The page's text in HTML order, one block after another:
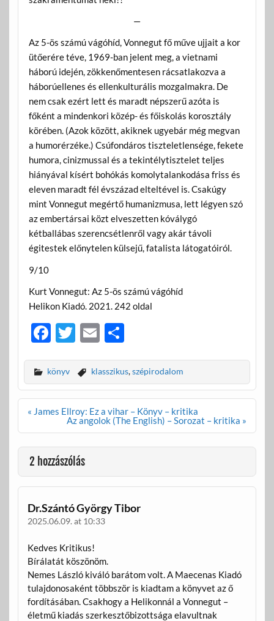
—
Az 5-ös számú vágóhíd, Vonnegut fő műve ujjait a kor
ütőerére téve, 1969-ban jelent meg, a vietnami
háború idején, zökkenőmentesen rácsatlakozva a
háborúellenes és ellenkulturális mozgalmakra. De
nem csak ezért lett és maradt népszerű azóta is
főként a mindenkori közép- és főiskolás korosztály
körében. (Azok között, akiknek ugyebár még megvan
a humorérzéke.) Csúfondáros tiszteletlensége, fekete
humora, cinizmussal és a tekintélytisztelet teljes
hiányával kísért bohókás komolytalankodása friss és
eleven maradt fél évszázad elteltével is. Csakúgy
mint Vonnegut megértő humanizmusa, lett légyen szó
az embertársai közt elveszetten kóválygó
kétballábas szerencsétlenről vagy akár távoli
égitestek előnytelen külsejű, fatalista látogatóiról.
9/10
Kurt Vonnegut: Az 5-ös számú vágóhíd
Helikon Kiadó. 2021. 242 oldal
F
e
b
o
o
k
T
itt
er
E
ail
O
za
m
e
g
könyv klasszikus,szépirodalom
Bejegyzés
« James Ellroy: Ez a vihar – Könyv – kritika
Az angolok (The English) – Sorozat – kritika »
2 hozzászólás
Dr.Szántó György Tibor
2025.06.09. at 10:33
Kedves Kritikus!
Bírálatát köszönöm.
Nemes László kiváló barátom volt. A Maecenas Kiadó
tulajdonosaként többször is kiadtam a könyvet az ő
fordításában. Csakhogy a Helikonnál a Vonnegut –
életmű kiadás szerkesztőbizottsága elavultnak